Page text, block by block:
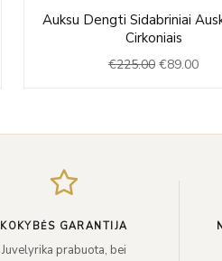
Auksu Dengti Sidabriniai
Cirkoniais
€225.00
price
€225.00.
€89.00
KOKYBĖS GARANTIJA
Juvelyrika prabuota, bei